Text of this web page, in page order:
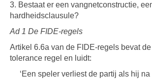
3. Bestaat er een vangnetconstructie,
hardheidsclausule?
Ad 1 De FIDE-regels
Artikel 6.6a van de FIDE-regels bevat
tolerance regel en luidt:
‘Een speler verliest de partij als hij